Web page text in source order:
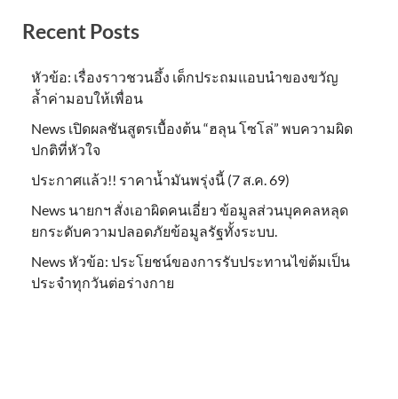
Recent Posts
หัวข้อ: เรื่องราวชวนอึ้ง เด็กประถมแอบนำของขวัญ
ล้ำค่ามอบให้เพื่อน
News เปิดผลชันสูตรเบื้องต้น “ฮลุน โซโล่” พบความผิด
ปกติที่หัวใจ
ประกาศแล้ว!! ราคาน้ำมันพรุ่งนี้ (7 ส.ค. 69)
News นายกฯ สั่งเอาผิดคนเอี่ยว ข้อมูลส่วนบุคคลหลุด
ยกระดับความปลอดภัยข้อมูลรัฐทั้งระบบ.
News หัวข้อ: ประโยชน์ของการรับประทานไข่ต้มเป็น
ประจำทุกวันต่อร่างกาย